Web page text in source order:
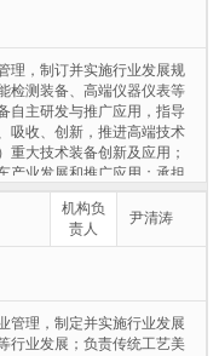
理，制订并实施行业发展规
检测装备、高端仪器仪表等
自主研发与推广应用，指导
吸收、创新，推进高端技术
重大技术装备创新及应用；
产业发展和推广应用；承担
能等工作；监测分析相关行
机构负
责人
尹清涛
管理，制定并实施行业发展
行业发展；负责传统工艺美